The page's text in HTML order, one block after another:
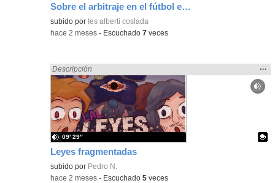
Sobre el arbitraje en el fútbol español
Contenido educativo.
subido por Ies alberti coslada
-hace 2 meses - Escuchado7 veces
Leyes fragmentadas
Encontrado «Español» en:
Descripción
la
…
Contenido educativo.
subido por Pedro N.
09′ 29″
-hace 2 meses - Escuchado5 veces